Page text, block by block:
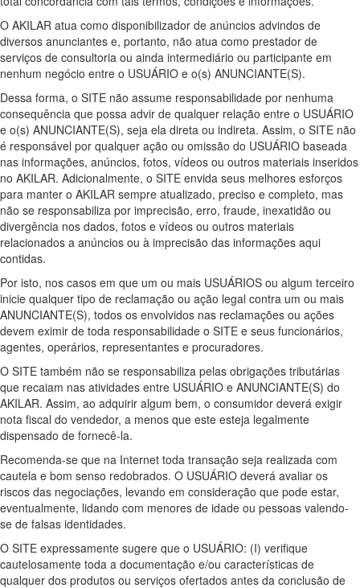
O AKILAR atua como disponibilizador de anúncios advindos de
diversos anunciantes e, portanto, não atua como prestador de
serviços de consultoria ou ainda intermediário ou participante em
nenhum negócio entre o USUÁRIO e o(s) ANUNCIANTE(S).
Dessa forma, o SITE não assume responsabilidade por nenhuma
consequência que possa advir de qualquer relação entre o USUÁRIO
e o(s) ANUNCIANTE(S), seja ela direta ou indireta. Assim, o SITE não
é responsável por qualquer ação ou omissão do USUÁRIO baseada
nas informações, anúncios, fotos, vídeos ou outros materiais inseridos
no AKILAR. Adicionalmente, o SITE envida seus melhores esforços
para manter o AKILAR sempre atualizado, preciso e completo, mas
não se responsabiliza por imprecisão, erro, fraude, inexatidão ou
divergência nos dados, fotos e vídeos ou outros materiais
relacionados a anúncios ou à imprecisão das informações aqui
contidas.
Por isto, nos casos em que um ou mais USUÁRIOS ou algum terceiro
inicie qualquer tipo de reclamação ou ação legal contra um ou mais
ANUNCIANTE(S), todos os envolvidos nas reclamações ou ações
devem eximir de toda responsabilidade o SITE e seus funcionários,
agentes, operários, representantes e procuradores.
O SITE também não se responsabiliza pelas obrigações tributárias
que recaiam nas atividades entre USUÁRIO e ANUNCIANTE(S) do
AKILAR. Assim, ao adquirir algum bem, o consumidor deverá exigir
nota fiscal do vendedor, a menos que este esteja legalmente
dispensado de fornecê-la.
Recomenda-se que na Internet toda transação seja realizada com
cautela e bom senso redobrados. O USUÁRIO deverá avaliar os
riscos das negociações, levando em consideração que pode estar,
eventualmente, lidando com menores de idade ou pessoas valendo-
se de falsas identidades.
O SITE expressamente sugere que o USUÁRIO: (I) verifique
cautelosamente toda a documentação e/ou características de
qualquer dos produtos ou serviços ofertados antes da conclusão de